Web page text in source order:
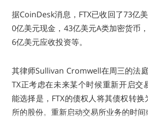
据CoinDesk消息，FTX已收回了73亿
0亿美元现金，43亿美元A类加密货币
6亿美元应收投资等。
其律师Sullivan Cromwell在周三的法
TX正考虑在未来某个时候重新开启交
能选择是，FTX的债权人将其债权转
所的股份。重新启动交易所业务的时间